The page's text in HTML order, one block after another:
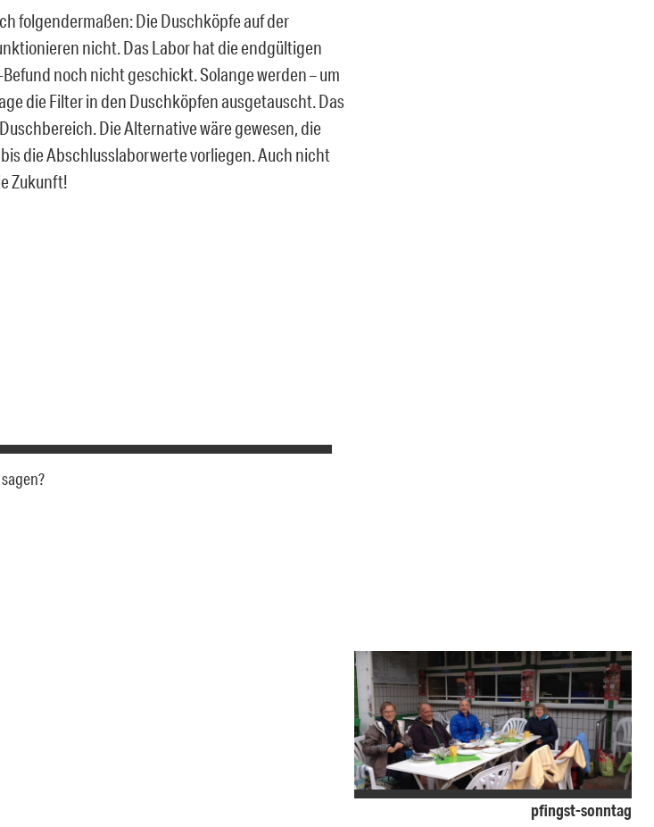
folgendermaßen: Die Duschköpfe auf der
nicht. Das Labor hat die endgültigen
noch nicht geschickt. Solange werden – um
die Filter in den Duschköpfen ausgetauscht. Das
Die Alternative wäre gewesen, die
die Abschlusslaborwerte vorliegen. Auch nicht
Zukunft!
pfingst-sonntag